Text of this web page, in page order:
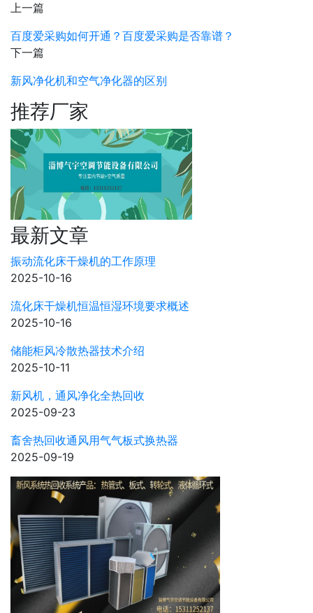
上一篇
百度爱采购如何开通？百度爱采购是否靠谱？
下一篇
新风净化机和空气净化器的区别
推荐厂家
最新文章
振动流化床干燥机的工作原理
2025-10-16
流化床干燥机恒温恒湿环境要求概述
2025-10-16
储能柜风冷散热器技术介绍
2025-10-11
新风机，通风净化全热回收
2025-09-23
畜舍热回收通风用气气板式换热器
2025-09-19